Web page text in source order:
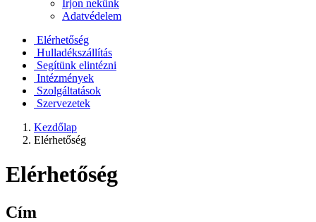
Írjon nekünk
Adatvédelem
Elérhetőség
Hulladékszállítás
Segítünk elintézni
Intézmények
Szolgáltatások
Szervezetek
Kezdőlap
Elérhetőség
Elérhetőség
Cím